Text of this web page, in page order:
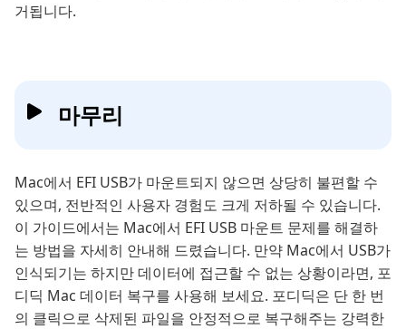
거됩니다.
마무리
Mac에서 EFI USB가 마운트되지 않으면 상당히 불편할 수
있으며, 전반적인 사용자 경험도 크게 저하될 수 있습니다.
이 가이드에서는 Mac에서 EFI USB 마운트 문제를 해결하
는 방법을 자세히 안내해 드렸습니다. 만약 Mac에서 USB가
인식되기는 하지만 데이터에 접근할 수 없는 상황이라면, 포
디딕 Mac 데이터 복구를 사용해 보세요. 포디딕은 단 한 번
의 클릭으로 삭제된 파일을 안정적으로 복구해주는 강력한